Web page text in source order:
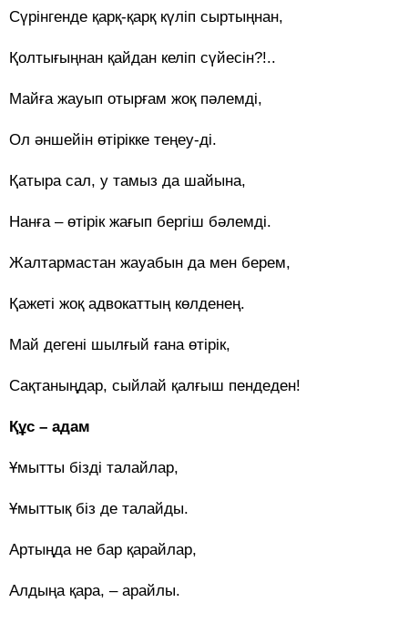
Сүрінгенде қарқ-қарқ күліп сыртыңнан,
Қолтығыңнан қайдан келіп сүйесін?!..
Майға жауып отырғам жоқ пәлемді,
Ол әншейін өтірікке теңеу-ді.
Қатыра сал, у тамыз да шайына,
Нанға – өтірік жағып бергіш бәлемді.
Жалтармастан жауабын да мен берем,
Қажеті жоқ адвокаттың көлденең.
Май дегені шылғый ғана өтірік,
Сақтаныңдар, сыйлай қалғыш пендеден!
Құс – адам
Ұмытты бізді талайлар,
Ұмыттық біз де талайды.
Артыңда не бар қарайлар,
Алдыңа қара, – арайлы.